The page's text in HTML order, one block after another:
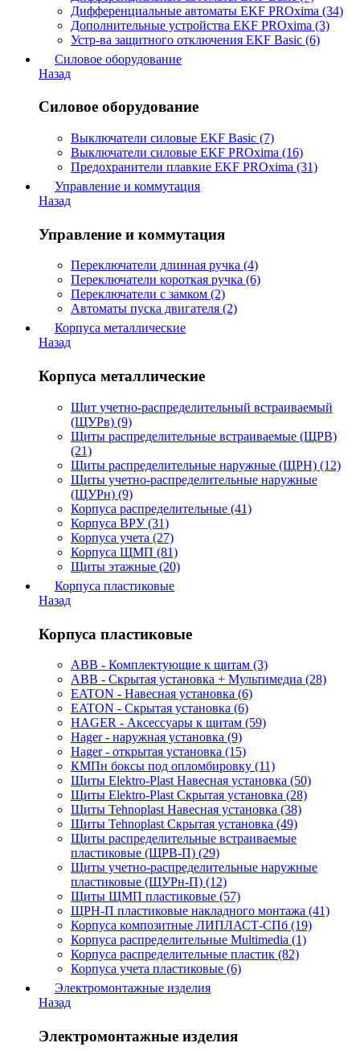
Дифференциальные автоматы EKF PROxima (34)
Дополнительные устройства EKF PROxima (3)
Устр-ва защитного отключения EKF Basic (6)
Силовое оборудование
Назад
Силовое оборудование
Выключатели силовые EKF Basic (7)
Выключатели силовые EKF PROxima (16)
Предохранители плавкие EKF PROxima (31)
Управление и коммутация
Назад
Управление и коммутация
Переключатели длинная ручка (4)
Переключатели короткая ручка (6)
Переключатели с замком (2)
Автоматы пуска двигателя (2)
Корпуса металлические
Назад
Корпуса металлические
Щит учетно-распределительный встраиваемый
(ЩУРв) (9)
Щиты распределительные встраиваемые (ЩРВ)
(21)
Щиты распределительные наружные (ЩРН) (12)
Щиты учетно-распределительные наружные
(ЩУРн) (9)
Корпуса распределительные (41)
Корпуса ВРУ (31)
Корпуса учета (27)
Корпуса ЩМП (81)
Щиты этажные (20)
Корпуса пластиковые
Назад
Корпуса пластиковые
ABB - Комплектующие к щитам (3)
ABB - Скрытая установка + Мультимедиа (28)
EATON - Навесная установка (6)
EATON - Скрытая установка (6)
HAGER - Аксессуары к щитам (59)
Hager - наружная установка (9)
Hager - открытая установка (15)
КМПн боксы под опломбировку (11)
Щиты Elektro-Plast Навесная установка (50)
Щиты Elektro-Plast Скрытая установка (28)
Щиты Tehnoplast Навесная установка (38)
Щиты Tehnoplast Скрытая установка (49)
Щиты распределительные встраиваемые
пластиковые (ЩРВ-П) (29)
Щиты учетно-распределительные наружные
пластиковые (ЩУРн-П) (12)
Щиты ЩМП пластиковые (57)
ЩРН-П пластиковые накладного монтажа (41)
Корпуса композитные ЛИПЛАСТ-СПб (19)
Корпуса распределительные Multimedia (1)
Корпуса распределительные пластик (82)
Корпуса учета пластиковые (6)
Электромонтажные изделия
Назад
Электромонтажные изделия